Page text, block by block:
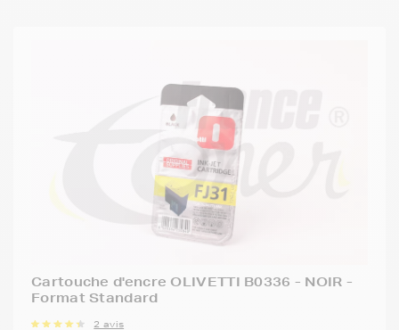
Cartouche d'encre OLIVETTI B0336 - NOIR -
Format Standard
2 avis